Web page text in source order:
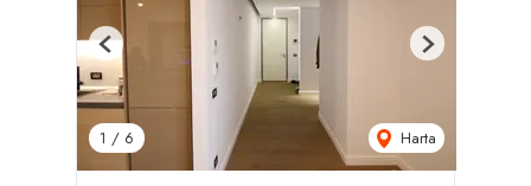
1 / 6 Harta
Previous Next